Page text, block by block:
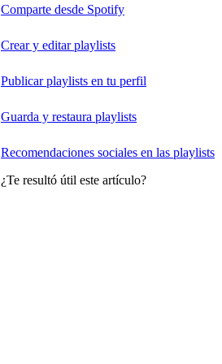
Comparte desde Spotify
Crear y editar playlists
Publicar playlists en tu perfil
Guarda y restaura playlists
Recomendaciones sociales en las playlists
¿Te resultó útil este artículo?